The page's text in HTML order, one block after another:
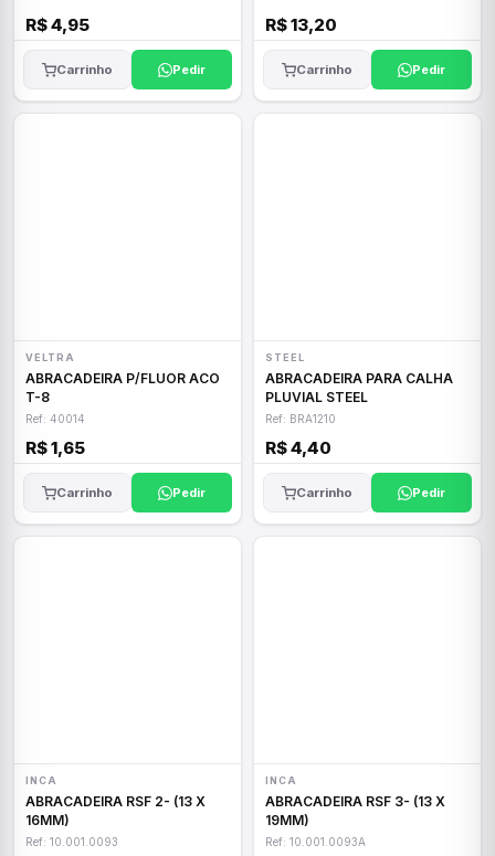
R$ 4,95
Carrinho Pedir
R$ 13,20
Carrinho Pedir
VELTRA
ABRACADEIRA P/FLUOR ACO
T-8
Ref: 40014
R$ 1,65
Carrinho Pedir
STEEL
ABRACADEIRA PARA CALHA
PLUVIAL STEEL
Ref: BRA1210
R$ 4,40
Carrinho Pedir
INCA
ABRACADEIRA RSF 2- (13 X
16MM)
Ref: 10.001.0093
INCA
ABRACADEIRA RSF 3- (13 X
19MM)
Ref: 10.001.0093A